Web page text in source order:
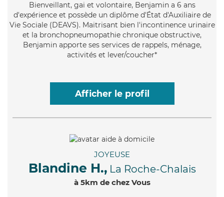
Bienveillant, gai et volontaire, Benjamin a 6 ans
d'expérience et possède un diplôme d'État d'Auxiliaire de
Vie Sociale (DEAVS). Maitrisant bien l'incontinence urinaire
et la bronchopneumopathie chronique obstructive,
Benjamin apporte ses services de rappels, ménage,
activités et lever/coucher*
Afficher le profil
JOYEUSE
Blandine H., La Roche-Chalais
à 5km de chez Vous